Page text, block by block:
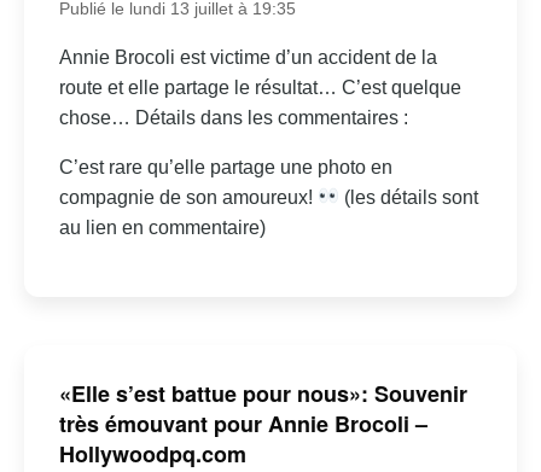
Publié le lundi 13 juillet à 19:35
Annie Brocoli est victime d’un accident de la
route et elle partage le résultat… C’est quelque
chose… Détails dans les commentaires :
C’est rare qu’elle partage une photo en
compagnie de son amoureux!
(les détails sont
au lien en commentaire)
«Elle s’est battue pour nous»: Souvenir
très émouvant pour Annie Brocoli –
Hollywoodpq.com